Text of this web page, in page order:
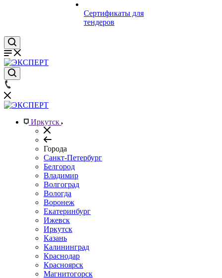
Сертификаты для
тендеров
Иркутск
Города
Санкт-Петербург
Белгород
Владимир
Волгоград
Вологда
Воронеж
Екатеринбург
Ижевск
Иркутск
Казань
Калининград
Краснодар
Красноярск
Магнитогорск